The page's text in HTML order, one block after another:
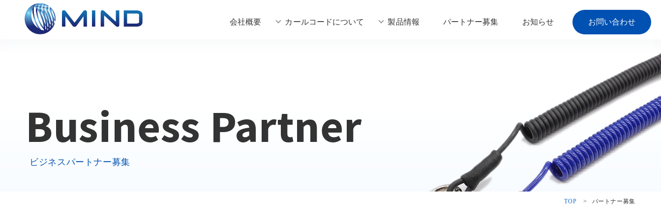
会社概要 カールコードについて 製品情報 パートナー募集 お知らせ お問い合わせ
Business Partner
ビジネスパートナー募集
TOP > パートナー募集